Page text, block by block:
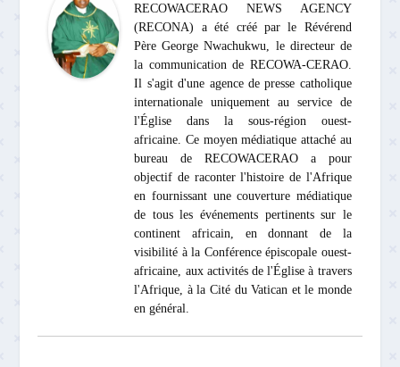
RECOWACERAO NEWS AGENCY
(RECONA) a été créé par le Révérend
Père George Nwachukwu, le directeur de
la communication de RECOWA-CERAO.
Il s'agit d'une agence de presse catholique
internationale uniquement au service de
l'Église dans la sous-région ouest-
africaine. Ce moyen médiatique attaché au
bureau de RECOWACERAO a pour
objectif de raconter l'histoire de l'Afrique
en fournissant une couverture médiatique
de tous les événements pertinents sur le
continent africain, en donnant de la
visibilité à la Conférence épiscopale ouest-
africaine, aux activités de l'Église à travers
l'Afrique, à la Cité du Vatican et le monde
en général.